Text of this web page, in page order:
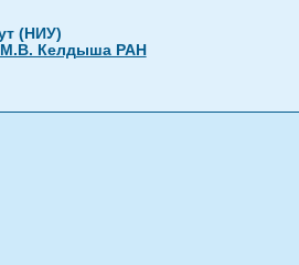
(НИУ)
Келдыша РАН